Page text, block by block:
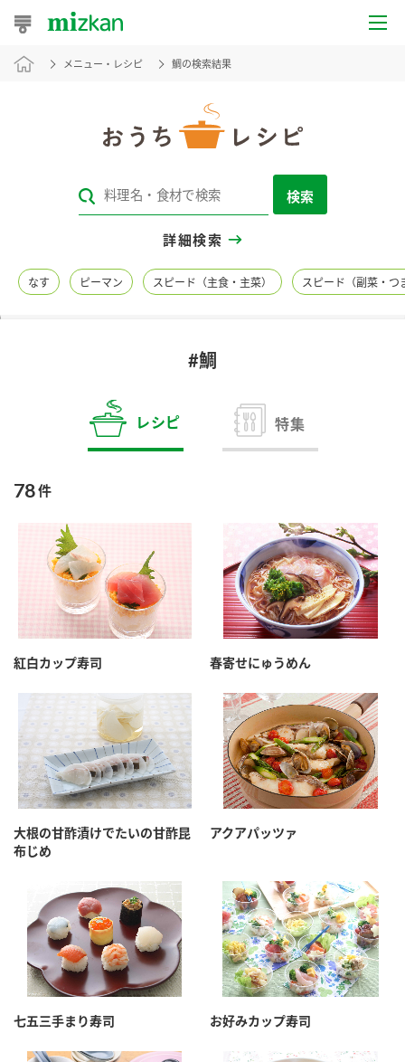
おうちレシピ
レシピカテゴリ一覧
レシピ名特集
商品カテゴリ
お酢ドリンク ぽん酢
みりん風・料理酒 鍋用調味料
つゆ たれ
スープ 中華
クイック調味料 レモン果汁
ふりかけ おすしの素
炊き込みご飯の素 米飯用調味液
ブランド・スペシャルサイト
ブランド・スペシャルサイト トップ
商品ブランドサイト
カンタン酢
お酢ドリンク
味ぽん
ぽん酢
かおりの蔵
鍋なび
納豆のサイト
PIN印
三ツ判山吹
千夜
企業情報
ミツカングループについて
企業理念
ミツカンの歴史
ミツカンを知る
環境への取り組み
水の文化センター（アーカイブ）
ZENB initiative
採用情報
ニュースリリース
お客様相談センター
お客様の声をいかしました
販売終了製品のご案内
メニュー・レシピ 鯛の検索結果
検索
詳細検索
なす ピーマン スピード（主食・主菜） スピード（副菜・つ
#鯛
レシピ 特集
78件
紅白カップ寿司 春寄せにゅうめん
大根の甘酢漬けでたいの甘酢昆
布じめ
アクアパッツァ
七五三手まり寿司 お好みカップ寿司